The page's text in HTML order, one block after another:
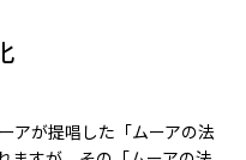
アが提唱した「ムーアの法